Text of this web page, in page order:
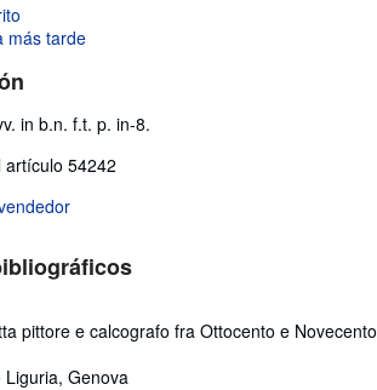
de
más tarde
in b.n. f.t. p. in-8.
artículo 54242
pittore e calcografo fra Ottocento e Novecento
Genova